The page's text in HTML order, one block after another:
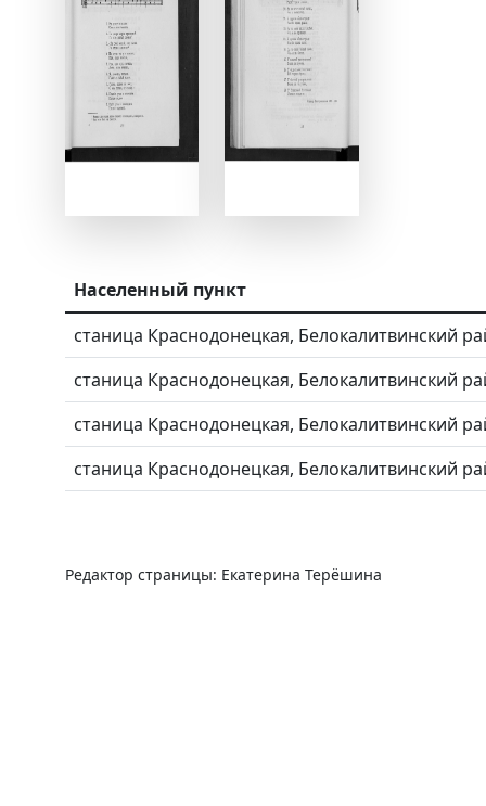
Населенный пункт
станица Краснодонецкая, Белокалитвинский
станица Краснодонецкая, Белокалитвинский
станица Краснодонецкая, Белокалитвинский
станица Краснодонецкая, Белокалитвинский
Редактор страницы: Екатерина Терёшина